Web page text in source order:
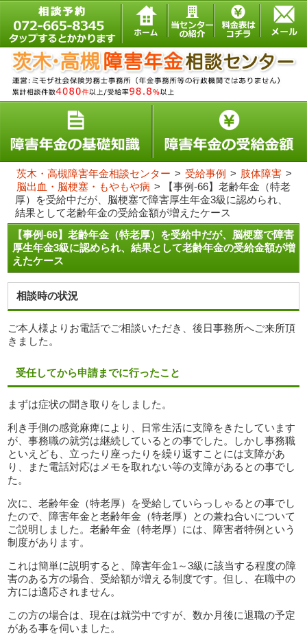
茨木・高槻障害年金相談センター > 受給事例 > 肢体障害 >
脳出血・脳梗塞・もやもや病 >
【事例-66】老齢年金（特老
厚）を受給中だが、脳梗塞で障害厚生年金3級に認められ、
結果として老齢年金の受給金額が増えたケース
【事例-66】老齢年金（特老厚）を受給中だが、脳梗塞で障害
厚生年金3級に認められ、結果として老齢年金の受給金額が増
えたケース
相談時の状況
ご本人様よりお電話でご相談いただき、後日事務所へご来所頂
きました。
受任してから申請までに行ったこと
まずは症状の聞き取りをしました。
利き手側の感覚麻痺により、日常生活に支障をきたしています
が、事務職の就労は継続しているとの事でした。しかし事務職
といえども、立ったり座ったりを繰り返すことには支障があ
り、また電話対応はメモを取れない等の支障があるとの事でし
た。
次に、老齢年金（特老厚）を受給していらっしゃるとの事でし
たので、障害年金と老齢年金（特老厚）との兼ね合いについて
ご説明しました。老齢年金（特老厚）には、障害者特例という
制度があります。
これは簡単に説明すると、障害年金1～3級に該当する程度の障
害のある方の場合、受給額が増える制度です。但し、在職中の
方には適応されません。
この方の場合は、現在は就労中ですが、数か月後に退職の予定
がある事を伺いました。